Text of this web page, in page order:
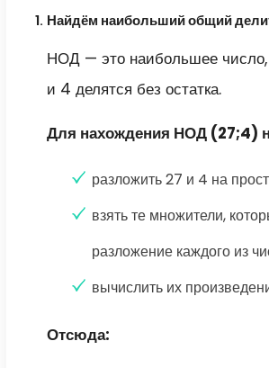
Найдём наибольший общий
НОД — это наибольшее число,
и 4 делятся без остатка.
Для нахождения НОД (27;4)
разложить 27 и 4 на
взять те множители,
разложение каждого из
вычислить их
Отсюда: